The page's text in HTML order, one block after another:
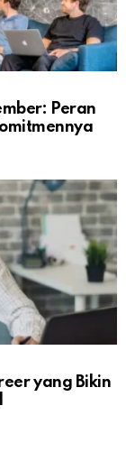
Peran
yang Bikin